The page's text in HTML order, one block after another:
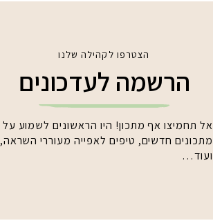
הצטרפו לקהילה שלנו
הרשמה לעדכונים
אל תחמיצו אף מתכון! היו הראשונים לשמוע על
מתכונים חדשים, טיפים לאפייה מעוררי השראה,
ועוד…